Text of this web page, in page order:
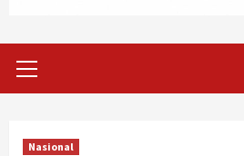
Menu
Nasional